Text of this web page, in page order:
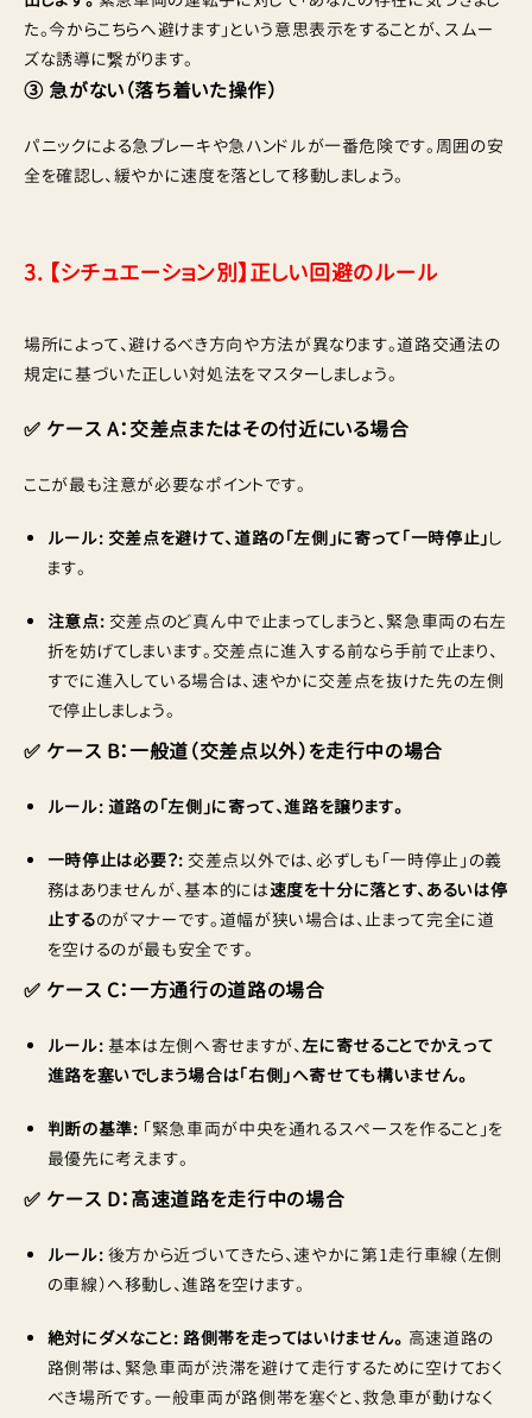
た。今からこちらへ避けます」という意思表示をすることが、スムー
ズな誘導に繋がります。
③ 急がない（落ち着いた操作）
パニックによる急ブレーキや急ハンドルが一番危険です。周囲の安
全を確認し、緩やかに速度を落として移動しましょう。
3. 【シチュエーション別】正しい回避のルール
場所によって、避けるべき方向や方法が異なります。道路交通法の
規定に基づいた正しい対処法をマスターしましょう。
✅ ケース A：交差点またはその付近にいる場合
ここが最も注意が必要なポイントです。
ルール: 交差点を避けて、道路の「左側」に寄って「一時停止」し
ます。
注意点: 交差点のど真ん中で止まってしまうと、緊急車両の右左
折を妨げてしまいます。交差点に進入する前なら手前で止まり、
すでに進入している場合は、速やかに交差点を抜けた先の左側
で停止しましょう。
✅ ケース B：一般道（交差点以外）を走行中の場合
ルール: 道路の「左側」に寄って、進路を譲ります。
一時停止は必要？: 交差点以外では、必ずしも「一時停止」の義
務はありませんが、基本的には速度を十分に落とす、あるいは停
止するのがマナーです。道幅が狭い場合は、止まって完全に道
を空けるのが最も安全です。
✅ ケース C：一方通行の道路の場合
ルール: 基本は左側へ寄せますが、左に寄せることでかえって
進路を塞いでしまう場合は「右側」へ寄せても構いません。
判断の基準: 「緊急車両が中央を通れるスペースを作ること」を
最優先に考えます。
✅ ケース D：高速道路を走行中の場合
ルール: 後方から近づいてきたら、速やかに第1走行車線（左側
の車線）へ移動し、進路を空けます。
絶対にダメなこと: 路側帯を走ってはいけません。 高速道路の
路側帯は、緊急車両が渋滞を避けて走行するために空けておく
べき場所です。一般車両が路側帯を塞ぐと、救急車が動けなく